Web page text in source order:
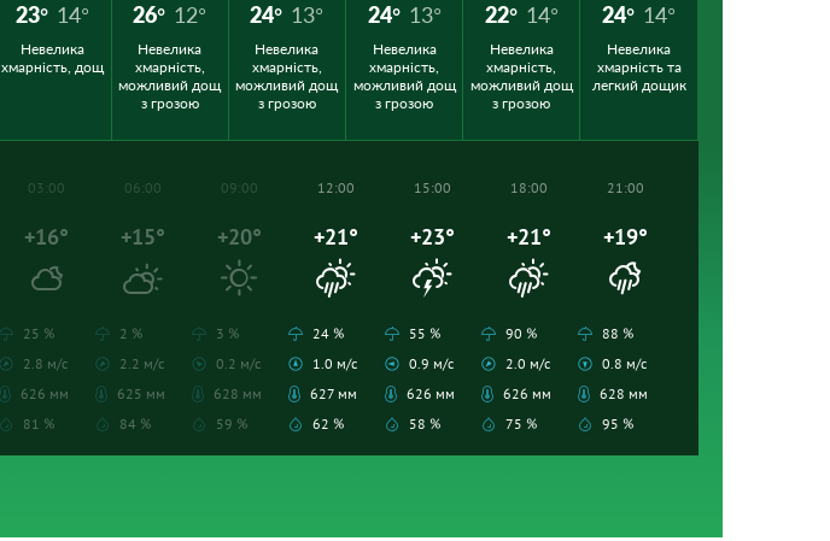
23° 14°
Невелика
хмарність, дощ
26° 12°
Невелика
хмарність,
можливий дощ
з грозою
24° 13°
Невелика
хмарність,
можливий дощ
з грозою
24° 13°
Невелика
хмарність,
можливий дощ
з грозою
22° 14°
Невелика
хмарність,
можливий дощ
з грозою
24° 14°
Невелика
хмарність та
легкий дощик
03:00
+16°
25 %
2.8 м/с
626 мм
81 %
06:00
+15°
2 %
2.2 м/с
625 мм
84 %
09:00
+20°
3 %
0.2 м/с
628 мм
59 %
12:00
+21°
24 %
1.0 м/с
627 мм
62 %
15:00
+23°
55 %
0.9 м/с
626 мм
58 %
18:00
+21°
90 %
2.0 м/с
626 мм
75 %
21:00
+19°
88 %
0.8 м/с
628 мм
95 %